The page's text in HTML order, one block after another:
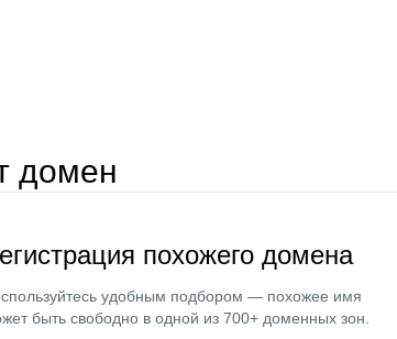
домен
похожего домена
удобным подбором — похожее имя
быть свободно в одной из 700+ доменных зон.